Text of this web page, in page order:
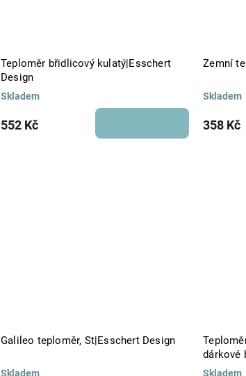
Teploměr břidlicový kulatý|Esschert
Design
Skladem
552 Kč
Zemní
Skladem
358 Kč
Galileo teploměr, St|Esschert Design
Skladem
dárkové
Skladem